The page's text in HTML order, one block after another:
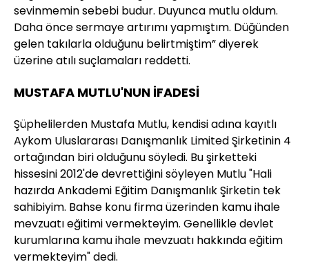
sevinmemin sebebi budur. Duyunca mutlu oldum.
Daha önce sermaye artırımı yapmıştım. Düğünden
gelen takılarla olduğunu belirtmiştim” diyerek
üzerine atılı suçlamaları reddetti.
MUSTAFA MUTLU'NUN İFADESİ
Şüphelilerden Mustafa Mutlu, kendisi adına kayıtlı
Aykom Uluslararası Danışmanlık Limited Şirketinin 4
ortağından biri olduğunu söyledi. Bu şirketteki
hissesini 2012'de devrettiğini söyleyen Mutlu "Hali
hazırda Ankademi Eğitim Danışmanlık Şirketin tek
sahibiyim. Bahse konu firma üzerinden kamu ihale
mevzuatı eğitimi vermekteyim. Genellikle devlet
kurumlarına kamu ihale mevzuatı hakkında eğitim
vermekteyim" dedi.